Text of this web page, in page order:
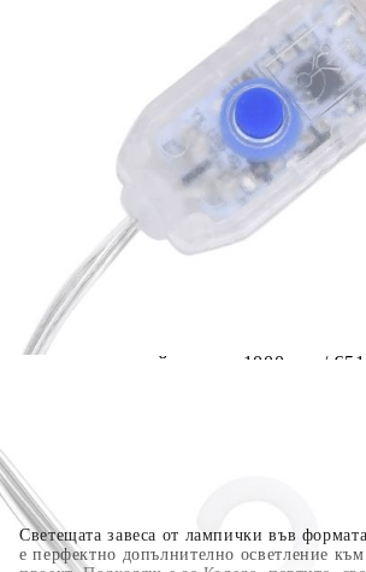
Светещата завеса от лампички във
е перфектно допълнително осветление към
Предоставената таблица е с
Добавете продукта в количката си с
количката" и при поръчка ще можете
вноски на кредита.
Когато плащате с NewPay, всъщност
поръчката Ви вместо Вас. Вие я
разполагате с три начина да я платите
Отложено до 30 дни от момента на
поръчката без оскъпяване. За
400 лв. / €204,52
Плащане на 4 вноски. Заплащате 20%
поръчката си на момента с карта.
разделя на 3 равни месечни вноски
покупки на стойност до 1000 лв. /
разпределя в 6 равни месечни